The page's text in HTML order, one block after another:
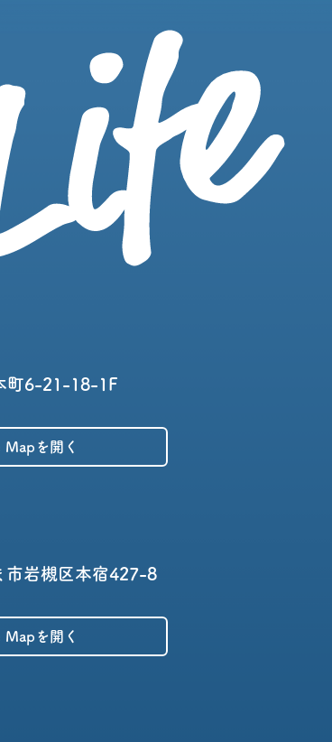
町6-21-18-1F
を開く
市岩槻区本宿427-8
を開く